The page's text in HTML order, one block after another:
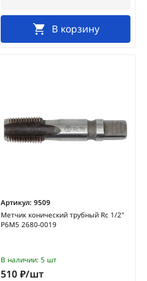
В корзину
Артикул: 9509
Метчик конический трубный Rc 1/2"
Р6М5 2680-0019
В наличии: 5 шт
510 ₽/шт